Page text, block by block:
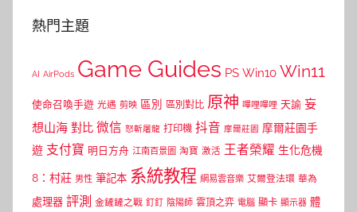
熱門主題
AI AirPods Game Guides PS Win10 Win11
使命召喚手遊 光遇 剪映 區別 區別對比 原神 嗶哩嗶哩 天諭 妄
想山海 對比 微信 怒斬屠龍 打印機 抖音 摩爾莊園 摩爾莊園手
遊 支付寶 明日方舟 江南百景圖 淘寶 激活 王者榮耀 生化危機
8：村莊 男性 筆記本 系統教程 網易雲音樂 艾爾登法環 華為
處理器 評測 金鏟鏟之戰 釘釘 陰陽師 雲頂之弈 電腦 顯卡 顯示器 體